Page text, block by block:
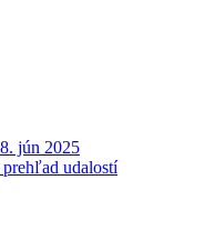
jún 2025
udalostí